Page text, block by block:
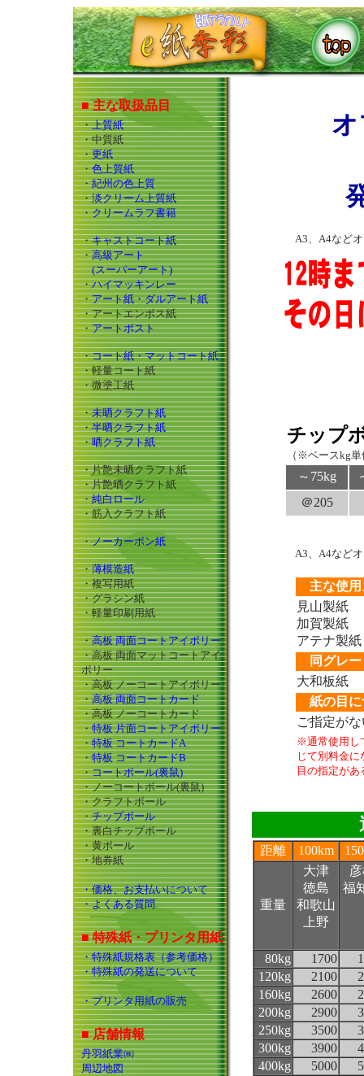
■ 主な取扱品目
・上質紙
・中質紙
・更紙
・色上質紙
・紀州の色上質
・淡クリーム上質紙
・クリームラフ書籍
・キャストコート紙
・高級アート
(スーパーアート)
・ハイマッキンレー
・アート紙・ダルアート紙
・アートエンボス紙
・アートポスト
・コート紙・マットコート紙
・軽量コート紙
・微塗工紙
・未晒クラフト紙
・半晒クラフト紙
・晒クラフト紙
・片艶未晒クラフト紙
・片艶晒クラフト紙
・純白ロール
・筋入クラフト紙
・ノーカーボン紙
・薄模造紙
・複写用紙
・グラシン紙
・軽量印刷用紙
・高板 両面コートアイボリー
・高板 両面マットコートアイ
ボリー
・高板 ノーコートアイボリー
・高板 両面コートカード
・高板 ノーコートカード
・特板 片面コートアイボリー
・特板 コートカードA
・特板 コートカードB
・コートボール(裏鼠)
・ノーコートボール(裏鼠)
・クラフトボール
・チップボール
・裏白チップボール
・黄ボール
・地券紙
・価格、お支払いについて
・よくある質問
■ 特殊紙・プリンタ用紙
・特殊紙規格表（参考価格）
・特殊紙の発送について
・プリンタ用紙の販売
■ 店舗情報
丹羽紙業㈱
周辺地図
A3、A4など
チップ
（※ベースkg
～75kg
＠205
A3、A4など
主な使用
見山製紙
加賀製紙
アテナ製紙
同グレー
大和板紙
紙の目に
ご指定が
※通常使用し
じて別料金
目の指定が
距離 100km
重量
大津
徳島
和歌山
上野
福
80kg 1700
120kg
2100
160kg
2600
200kg
2900
250kg
3500
300kg
3900
400kg
5000